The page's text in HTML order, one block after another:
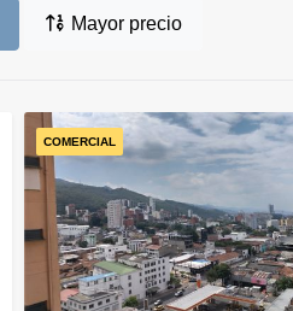
Mayor precio
COMERCIAL